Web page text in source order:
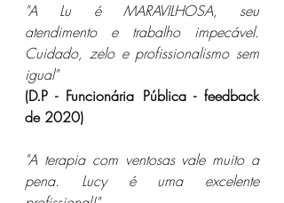
"A Lu é MARAVILHOSA, seu
atendimento e trabalho impecável.
Cuidado, zelo e profissionalismo sem
igual"
(D.P - Funcionária Pública - feedback
de 2020)
"A terapia com ventosas vale muito a
pena. Lucy é uma excelente